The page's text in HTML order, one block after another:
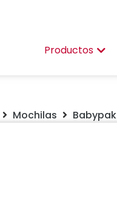
Productos
Mochilas Babypak